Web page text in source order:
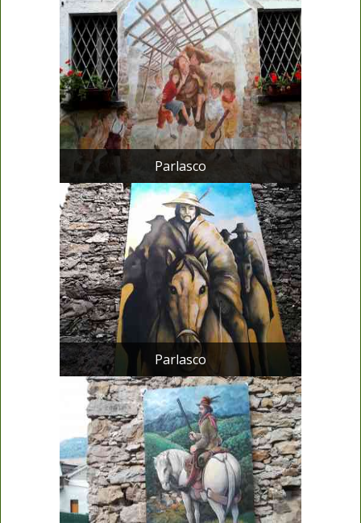
Parlasco
Parlasco